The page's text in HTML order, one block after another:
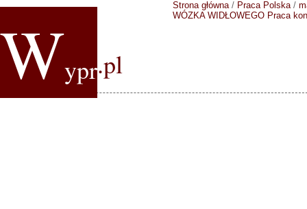
Wypr.pl
Strona główna/ Praca Polska/
WÓZKA WIDŁOWEGO Praca